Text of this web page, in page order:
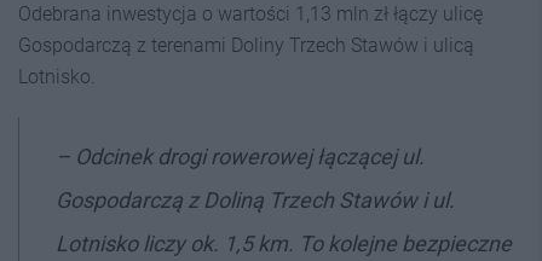
Odebrana inwestycja o wartości 1,13 mln zł łączy ulicę
Gospodarczą z terenami Doliny Trzech Stawów i ulicą
Lotnisko.
– Odcinek drogi rowerowej łączącej ul.
Gospodarczą z Doliną Trzech Stawów i ul.
Lotnisko liczy ok. 1,5 km. To kolejne bezpieczne